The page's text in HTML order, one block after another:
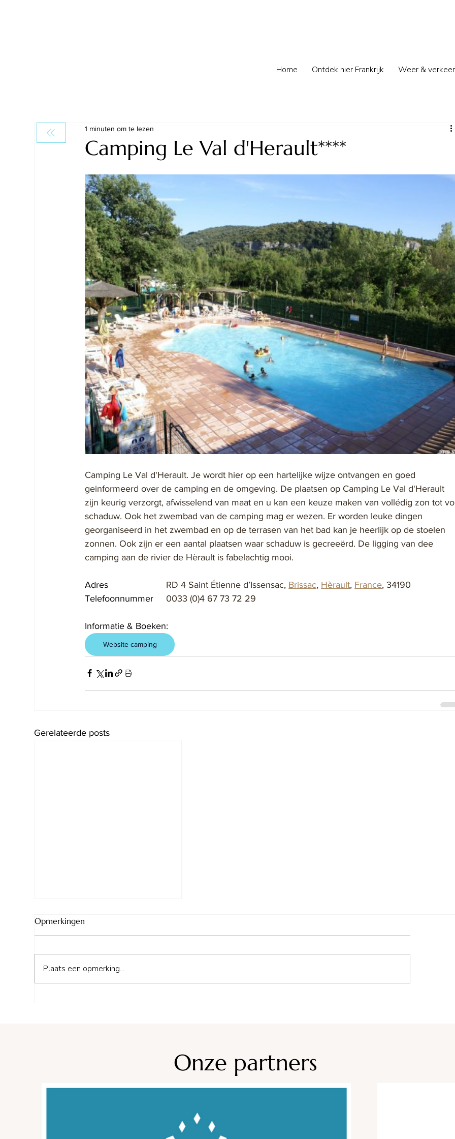
Home Ontdek hier Frankrijk Weer & verkeer
Camping Le Val d'Herault****
1 minuten om te lezen
Camping Le Val d'Herault. Je wordt hier op een hartelijke wijze ontvangen en goed
geinformeerd over de camping en de omgeving. De plaatsen op Camping Le Val d'Herault
zijn keurig verzorgt, afwisselend van maat en u kan een keuze maken van vollédig zon tot
schaduw. Ook het zwembad van de camping mag er wezen. Er worden leuke dingen
georganiseerd in het zwembad en op de terrasen van het bad kan je heerlijk op de stoelen
zonnen. Ook zijn er een aantal plaatsen waar schaduw is gecreeërd. De ligging van dee
camping aan de rivier de Hèrault is fabelachtig mooi.
RD 4 Saint Étienne d’Issensac, Brissac, Hèrault, France, 34190
0033 (0)4 67 73 72 29
Informatie & Boeken:
Website camping
Gerelateerde posts
Opmerkingen
Plaats een opmerking...
Onze partners